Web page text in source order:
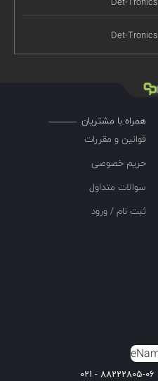
Det-Tronics
همراه با مشتریان
قوانین و مقررات
حریم خصوصی
سوالات متداول
ثبت نام / ورود
88222805-06 - 021